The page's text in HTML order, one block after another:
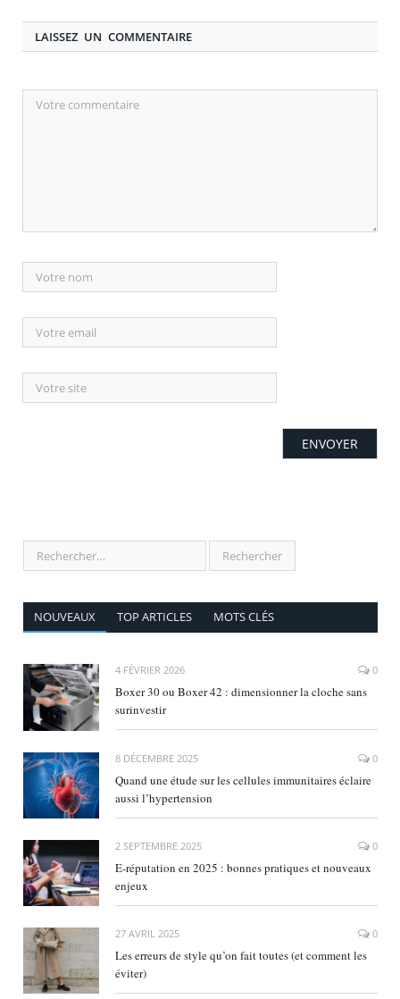
LAISSEZ UN COMMENTAIRE
NOUVEAUX TOP ARTICLES MOTS CLÉS
4 FÉVRIER 2026 0
Boxer 30 ou Boxer 42 : dimensionner la cloche sans
surinvestir
8 DÉCEMBRE 2025 0
Quand une étude sur les cellules immunitaires éclaire
aussi l’hypertension
2 SEPTEMBRE 2025 0
E‑réputation en 2025 : bonnes pratiques et nouveaux
enjeux
27 AVRIL 2025 0
Les erreurs de style qu’on fait toutes (et comment les
éviter)